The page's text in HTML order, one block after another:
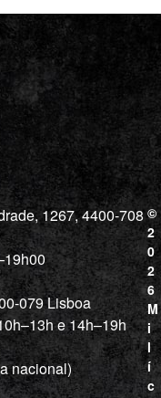
1267, 4400-708
079 Lisboa
e 14h–19h
nacional)
©
2
0
2
6
M
i
l
í
c